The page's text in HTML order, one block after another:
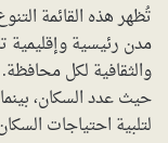
تُظهر هذه القائمة
مدن رئيسية وإقليمية
والثقافية لكل
حيث عدد السكان،
لتلبية احتياجات